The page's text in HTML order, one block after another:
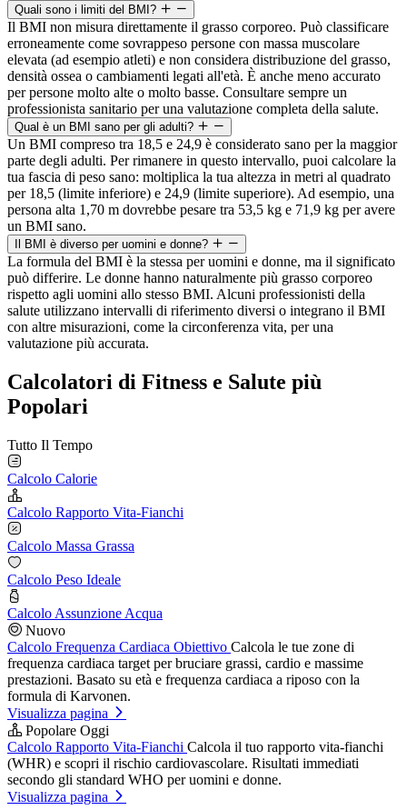
Quali sono i limiti del BMI?
Il BMI non misura direttamente il grasso corporeo. Può classificare
erroneamente come sovrappeso persone con massa muscolare
elevata (ad esempio atleti) e non considera distribuzione del grasso,
densità ossea o cambiamenti legati all'età. È anche meno accurato
per persone molto alte o molto basse. Consultare sempre un
professionista sanitario per una valutazione completa della salute.
Qual è un BMI sano per gli adulti?
Un BMI compreso tra 18,5 e 24,9 è considerato sano per la maggior
parte degli adulti. Per rimanere in questo intervallo, puoi calcolare la
tua fascia di peso sano: moltiplica la tua altezza in metri al quadrato
per 18,5 (limite inferiore) e 24,9 (limite superiore). Ad esempio, una
persona alta 1,70 m dovrebbe pesare tra 53,5 kg e 71,9 kg per avere
un BMI sano.
Il BMI è diverso per uomini e donne?
La formula del BMI è la stessa per uomini e donne, ma il significato
può differire. Le donne hanno naturalmente più grasso corporeo
rispetto agli uomini allo stesso BMI. Alcuni professionisti della
salute utilizzano intervalli di riferimento diversi o integrano il BMI
con altre misurazioni, come la circonferenza vita, per una
valutazione più accurata.
Calcolatori di Fitness e Salute più
Popolari
Tutto Il Tempo
Calcolo Calorie
Calcolo Rapporto Vita-Fianchi
Calcolo Massa Grassa
Calcolo Peso Ideale
Calcolo Assunzione Acqua
Nuovo
Calcolo Frequenza Cardiaca Obiettivo Calcola le tue zone di
frequenza cardiaca target per bruciare grassi, cardio e massime
prestazioni. Basato su età e frequenza cardiaca a riposo con la
formula di Karvonen.
Visualizza pagina
Popolare Oggi
Calcolo Rapporto Vita-Fianchi Calcola il tuo rapporto vita-fianchi
(WHR) e scopri il rischio cardiovascolare. Risultati immediati
secondo gli standard WHO per uomini e donne.
Visualizza pagina